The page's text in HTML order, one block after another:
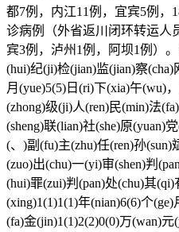
都7例，内江11例，宜宾5例，
诊病例（外省返川闭环转运人
宾3例，泸州1例，阿坝1例
(hui)纪(ji)检(jian)监(jian)察
月(yue)5(5)日(ri)下(xia)午(wu)
(zhong)级(ji)人(ren)民(min)法
(sheng)联(lian)社(she)原(yuan)
(、)副(fu)主(zhu)任(ren)孙(sun)
(zuo)出(chu)一(yi)审(shen)判
(hui)罪(zui)判(pan)处(chu)其(qi)
(xing)1(1)1(1)年(nian)6(6)个
(fa)金(jin)1(1)2(2)0(0)万(wan)